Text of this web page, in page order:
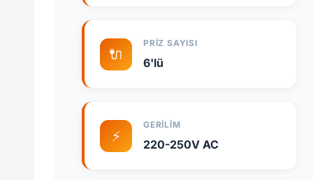
🔌
PRIZ SAYISI
6'lü
⚡
GERILIM
220-250V AC